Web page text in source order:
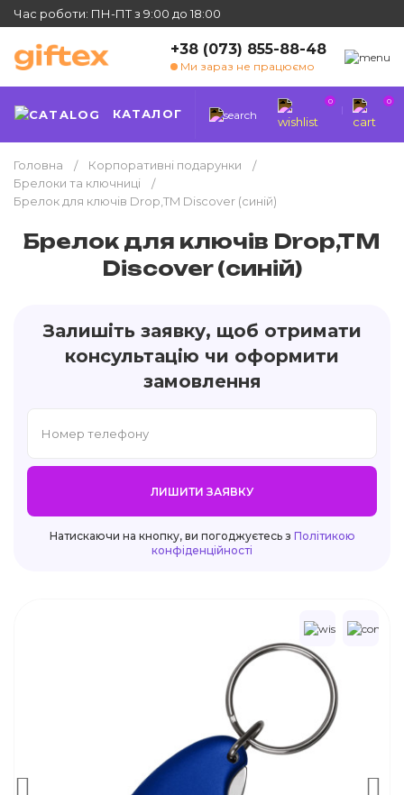
Час роботи: ПН-ПТ з 9:00 до 18:00
+38 (073) 855-88-48
Ми зараз не працюємо
КАТАЛОГ
0 0
Головна
Корпоративні подарунки
Брелоки та ключниці
Брелок для ключів Drop,TM Discover (синій)
Брелок для ключів Drop,TM
Discover (синій)
Залишіть заявку, щоб отримати
консультацію чи оформити
замовлення
ЛИШИТИ ЗАЯВКУ
Натискаючи на кнопку, ви погоджуєтесь з Політикою
конфіденційності